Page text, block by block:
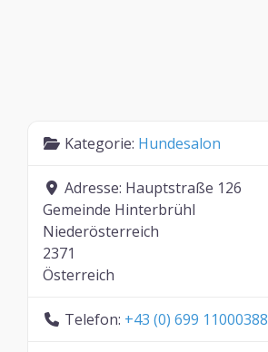
Kategorie: Hundesalon
Adresse: Hauptstraße 126
Gemeinde Hinterbrühl
Niederösterreich
2371
Österreich
Telefon: +43 (0) 699 11000388